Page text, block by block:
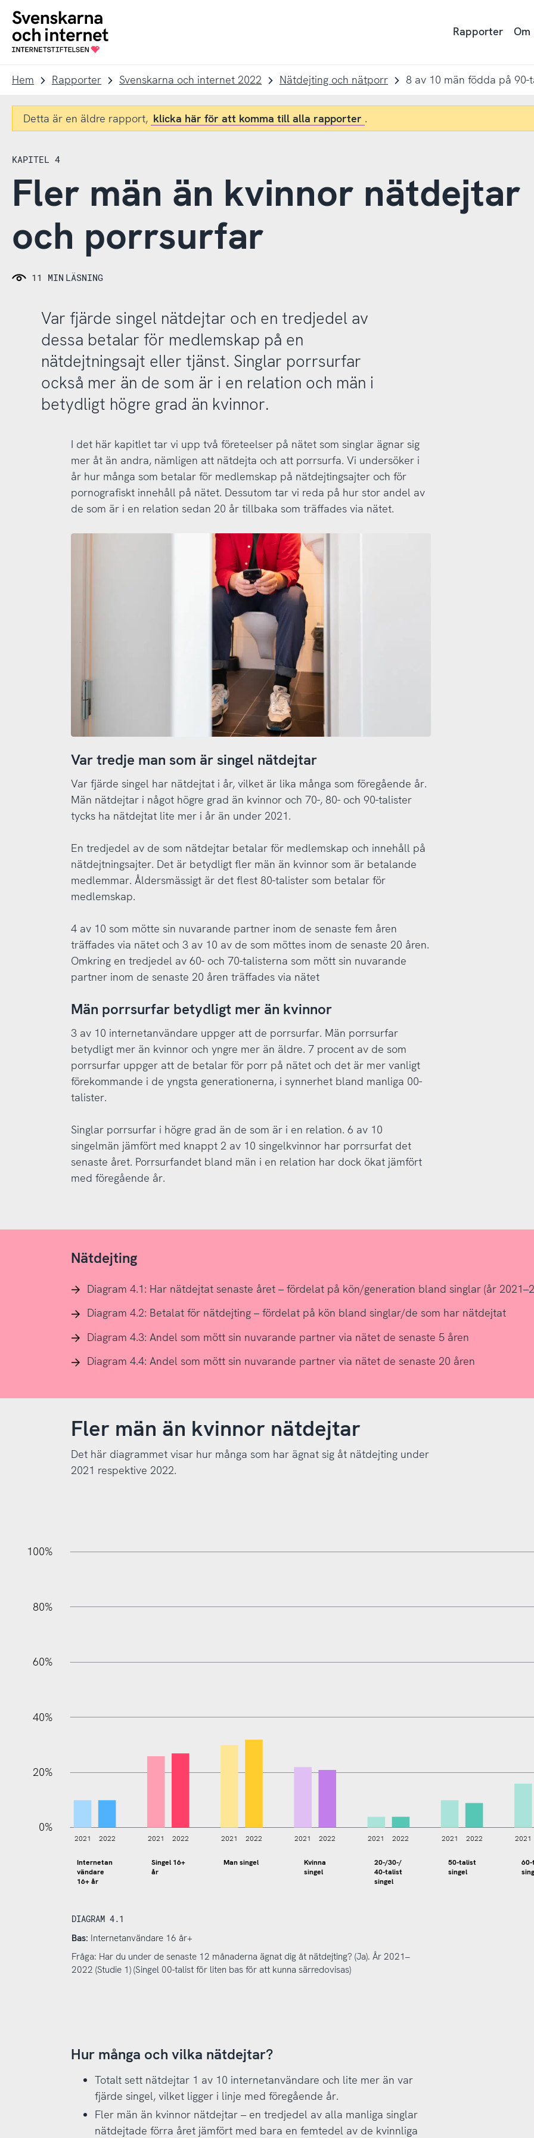
navigation
innehåll
To
startpage
Rapporter Om
Hem Rapporter Svenskarna och internet 2022 Nätdejting och nätporr 8 av 10 män födda på
Detta är en äldre rapport, klicka här för att komma till alla rapporter .
KAPITEL 4
Fler män än kvinnor nätdejtar
och porrsurfar
11 MIN LÄSNING
Var fjärde singel nätdejtar och en tredjedel av
dessa betalar för medlemskap på en
nätdejtningsajt eller tjänst. Singlar porrsurfar
också mer än de som är i en relation och män i
betydligt högre grad än kvinnor.
I det här kapitlet tar vi upp två företeelser på nätet som singlar ägnar sig
mer åt än andra, nämligen att nätdejta och att porrsurfa. Vi undersöker i
år hur många som betalar för medlemskap på nätdejtingsajter och för
pornografiskt innehåll på nätet. Dessutom tar vi reda på hur stor andel av
de som är i en relation sedan 20 år tillbaka som träffades via nätet.
Var tredje man som är singel nätdejtar
Var fjärde singel har nätdejtat i år, vilket är lika många som föregående år.
Män nätdejtar i något högre grad än kvinnor och 70-, 80- och 90-talister
tycks ha nätdejtat lite mer i år än under 2021.
En tredjedel av de som nätdejtar betalar för medlemskap och innehåll på
nätdejtningsajter. Det är betydligt fler män än kvinnor som är betalande
medlemmar. Åldersmässigt är det flest 80-talister som betalar för
medlemskap.
4 av 10 som mötte sin nuvarande partner inom de senaste fem åren
träffades via nätet och 3 av 10 av de som möttes inom de senaste 20 åren.
Omkring en tredjedel av 60- och 70-talisterna som mött sin nuvarande
partner inom de senaste 20 åren träffades via nätet
Män porrsurfar betydligt mer än kvinnor
3 av 10 internetanvändare uppger att de porrsurfar. Män porrsurfar
betydligt mer än kvinnor och yngre mer än äldre. 7 procent av de som
porrsurfar uppger att de betalar för porr på nätet och det är mer vanligt
förekommande i de yngsta generationerna, i synnerhet bland manliga 00-
talister.
Singlar porrsurfar i högre grad än de som är i en relation. 6 av 10
singelmän jämfört med knappt 2 av 10 singelkvinnor har porrsurfat det
senaste året. Porrsurfandet bland män i en relation har dock ökat jämfört
med föregående år.
Nätdejting
Diagram 4.1: Har nätdejtat senaste året – fördelat på kön/generation bland singlar (år
Diagram 4.2: Betalat för nätdejting – fördelat på kön bland singlar/de som har nätdejtat
Diagram 4.3: Andel som mött sin nuvarande partner via nätet de senaste 5 åren
Diagram 4.4: Andel som mött sin nuvarande partner via nätet de senaste 20 åren
Fler män än kvinnor nätdejtar
Det här diagrammet visar hur många som har ägnat sig åt nätdejting under
2021 respektive 2022.
100%
80%
60%
40%
20%
0%
Internetan
vändare
16+ år
Singel 16+
år
Man singel
Kvinna
singel
20-/30-/
40-talist
singel
50-talist
singel
2021 2022 2021 2022 2021 2022 2021 2022 2021 2022 2021 2022 2021
DIAGRAM 4.1
Bas: Internetanvändare 16 år+
Fråga: Har du under de senaste 12 månaderna ägnat dig åt nätdejting? (Ja). År 2021–
2022 (Studie 1) (Singel 00-talist för liten bas för att kunna särredovisas)
Hur många och vilka nätdejtar?
Totalt sett nätdejtar 1 av 10 internetanvändare och lite mer än var
fjärde singel, vilket ligger i linje med föregående år.
Fler män än kvinnor nätdejtar – en tredjedel av alla manliga singlar
nätdejtade förra året jämfört med bara en femtedel av de kvinnliga